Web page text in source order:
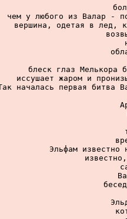
чем у любого из Валар -
вершина, одетая в лед,
блеск глаз Мелькора
иссушает жаром и
началась первая битва
Эльфам